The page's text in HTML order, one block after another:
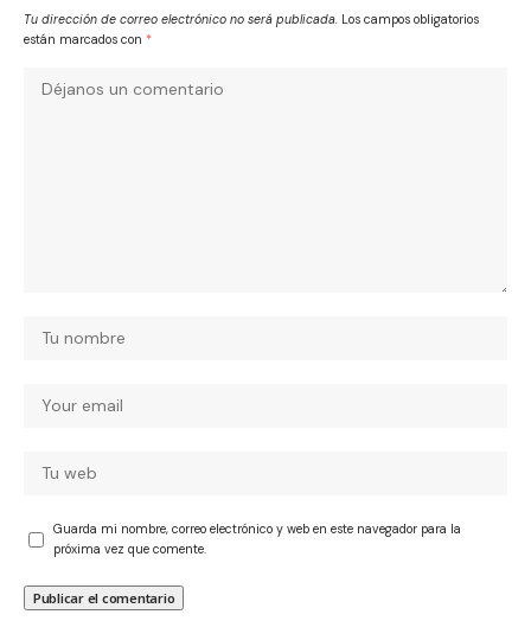
Tu dirección de correo electrónico no será publicada. Los campos obligatorios
están marcados con *
Guarda mi nombre, correo electrónico y web en este navegador para la
próxima vez que comente.